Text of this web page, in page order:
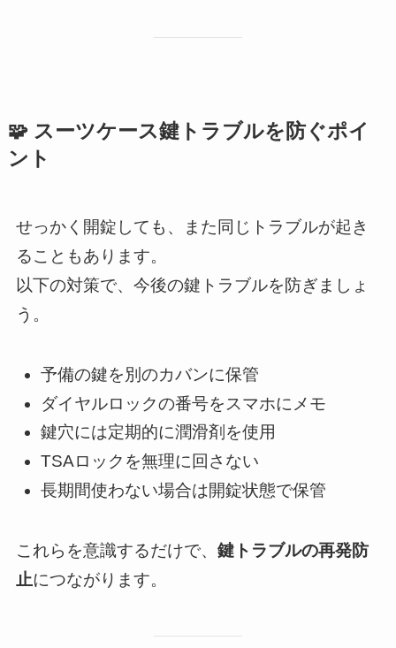
🧩 スーツケース鍵トラブルを防ぐポイ
ント
せっかく開錠しても、また同じトラブルが起き
ることもあります。
以下の対策で、今後の鍵トラブルを防ぎましょ
う。
予備の鍵を別のカバンに保管
ダイヤルロックの番号をスマホにメモ
鍵穴には定期的に潤滑剤を使用
TSAロックを無理に回さない
長期間使わない場合は開錠状態で保管
これらを意識するだけで、 鍵トラブルの再発防
止につながります。